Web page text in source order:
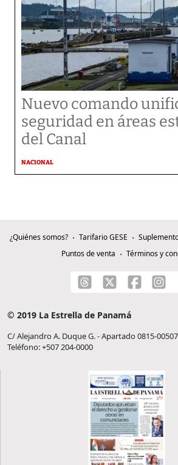
Nuevo comando
seguridad en áreas
del Canal
NACIONAL
¿Quiénes somos? Tarifario GESE
Puntos de venta
Términos y
© 2019 La Estrella de Panamá
C/ Alejandro A. Duque G. - Apartado 0815-
Teléfono: +507 204-0000